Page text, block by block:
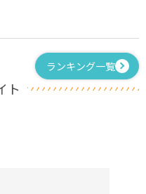
ランキング一覧
ト